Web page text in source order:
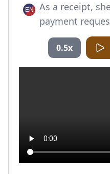
As a receipt,
payment
0.5x